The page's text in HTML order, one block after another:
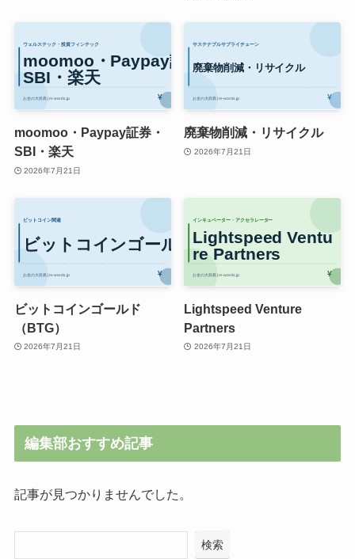
moomoo・Paypay証券・
SBI・楽天
2026年7月21日
廃棄物削減・リサイクル
2026年7月21日
ビットコインゴールド
（BTG）
2026年7月21日
Lightspeed Venture
Partners
2026年7月21日
編集部おすすめ記事
記事が見つかりませんでした。
検索